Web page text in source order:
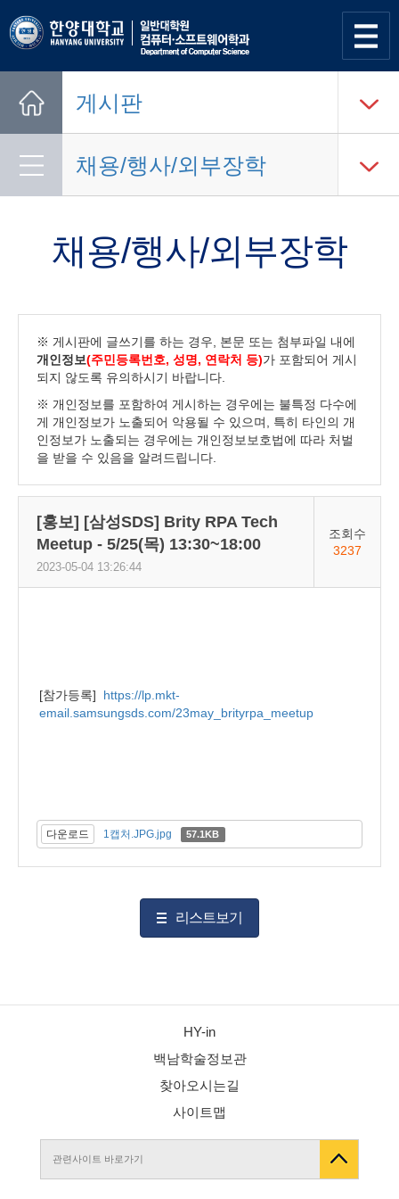
사이트
게시판
채용/행사/외부장학
채용/행사/외부장학
※ 게시판에 글쓰기를 하는 경우, 본문 또는 첨부파일 내에
개인정보(주민등록번호, 성명, 연락처 등)가 포함되어 게시
되지 않도록 유의하시기 바랍니다.
※ 개인정보를 포함하여 게시하는 경우에는 불특정 다수에
게 개인정보가 노출되어 악용될 수 있으며, 특히 타인의 개
인정보가 노출되는 경우에는 개인정보보호법에 따라 처벌
을 받을 수 있음을 알려드립니다.
[홍보] [삼성SDS] Brity RPA Tech
Meetup - 5/25(목) 13:30~18:00
2023-05-04 13:26:44
조회수
3237
[참가등록] https://lp.mkt-
email.samsungsds.com/23may_brityrpa_meetup
다운로드 1캡처.JPG.jpg 57.1KB
리스트보기
HY-in
백남학술정보관
찾아오시는길
사이트맵
관련사이트 바로가기